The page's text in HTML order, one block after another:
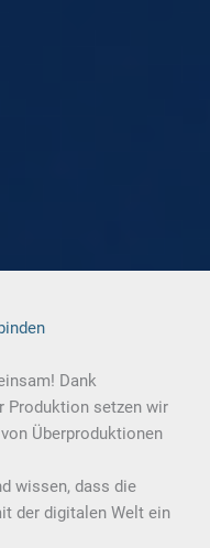
Dank
Produktion setzen wir
Überproduktionen
wissen, dass die
der digitalen Welt ein